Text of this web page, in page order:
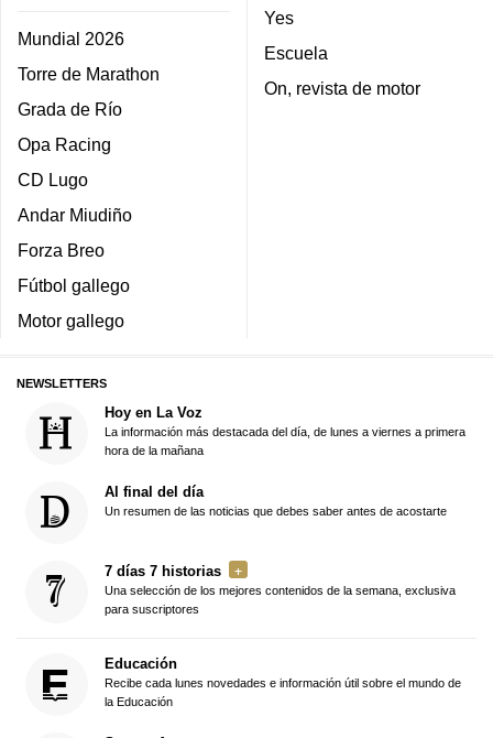
Mundial 2026
Torre de Marathon
Grada de Río
Opa Racing
CD Lugo
Andar Miudiño
Forza Breo
Fútbol gallego
Motor gallego
Yes
Escuela
On, revista de motor
NEWSLETTERS
Hoy en La Voz
La información más destacada del día, de lunes a viernes a primera
hora de la mañana
Al final del día
Un resumen de las noticias que debes saber antes de acostarte
7 días 7 historias
Una selección de los mejores contenidos de la semana, exclusiva
para suscriptores
Educación
Recibe cada lunes novedades e información útil sobre el mundo de
la Educación